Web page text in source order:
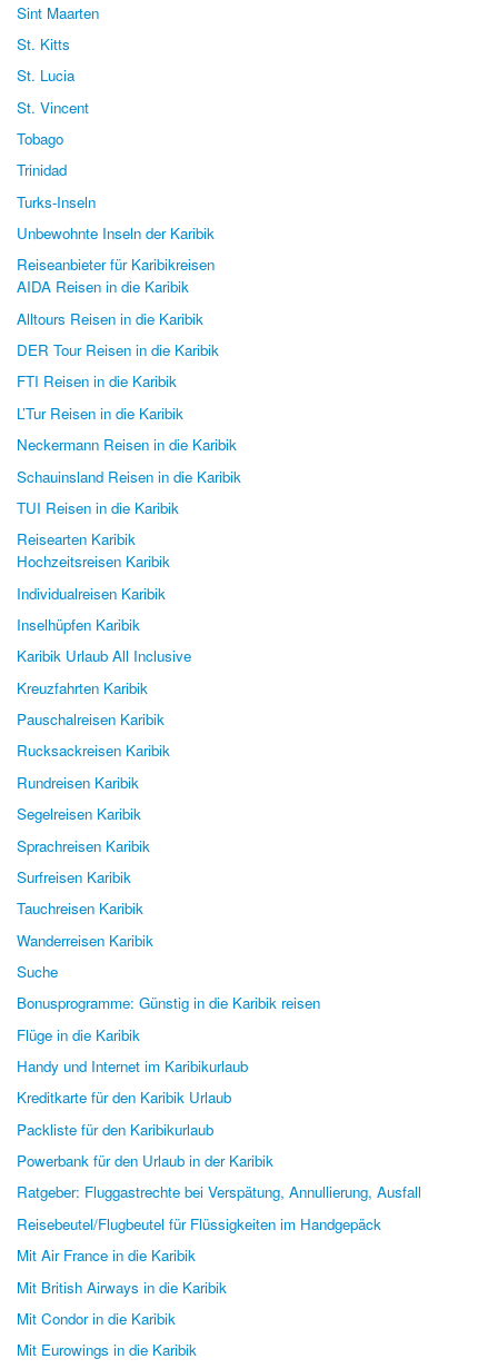
Sint Maarten
St. Kitts
St. Lucia
St. Vincent
Tobago
Trinidad
Turks-Inseln
Unbewohnte Inseln der Karibik
Reiseanbieter für Karibikreisen
AIDA Reisen in die Karibik
Alltours Reisen in die Karibik
DER Tour Reisen in die Karibik
FTI Reisen in die Karibik
L’Tur Reisen in die Karibik
Neckermann Reisen in die Karibik
Schauinsland Reisen in die Karibik
TUI Reisen in die Karibik
Reisearten Karibik
Hochzeitsreisen Karibik
Individualreisen Karibik
Inselhüpfen Karibik
Karibik Urlaub All Inclusive
Kreuzfahrten Karibik
Pauschalreisen Karibik
Rucksackreisen Karibik
Rundreisen Karibik
Segelreisen Karibik
Sprachreisen Karibik
Surfreisen Karibik
Tauchreisen Karibik
Wanderreisen Karibik
Suche
Bonusprogramme: Günstig in die Karibik reisen
Flüge in die Karibik
Handy und Internet im Karibikurlaub
Kreditkarte für den Karibik Urlaub
Packliste für den Karibikurlaub
Powerbank für den Urlaub in der Karibik
Ratgeber: Fluggastrechte bei Verspätung, Annullierung, Ausfall
Reisebeutel/Flugbeutel für Flüssigkeiten im Handgepäck
Mit Air France in die Karibik
Mit British Airways in die Karibik
Mit Condor in die Karibik
Mit Eurowings in die Karibik